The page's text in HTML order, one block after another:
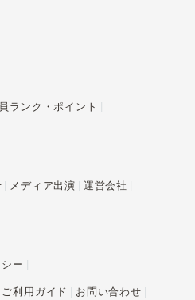
ランク・ポイント
メディア出演 運営会社
ー
ご利用ガイド お問い合わせ